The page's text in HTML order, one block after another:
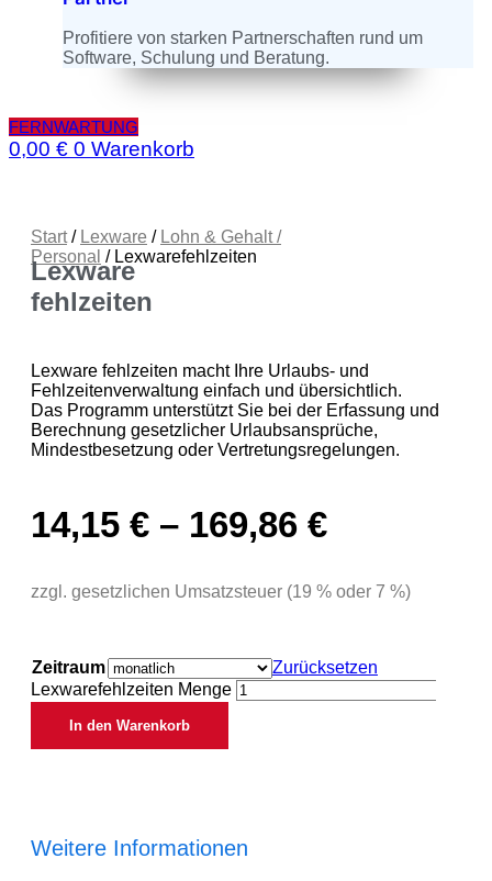
Profitiere von starken Partnerschaften rund um
Software, Schulung und Beratung.
FERNWARTUNG
0,00 € 0 Warenkorb
Start/ Lexware / Lohn & Gehalt /
Personal / Lexwarefehlzeiten
Lexware
fehlzeiten
Lexware fehlzeiten macht Ihre Urlaubs- und
Fehlzeitenverwaltung einfach und übersichtlich.
Das Programm unterstützt Sie bei der Erfassung und
Berechnung gesetzlicher Urlaubsansprüche,
Mindestbesetzung oder Vertretungsregelungen.
14,15 € – 169,86 €
zzgl. gesetzlichen Umsatzsteuer (19 % oder 7 %)
Zeitraum
Zurücksetzen
Lexwarefehlzeiten Menge
In den Warenkorb
Weitere Informationen